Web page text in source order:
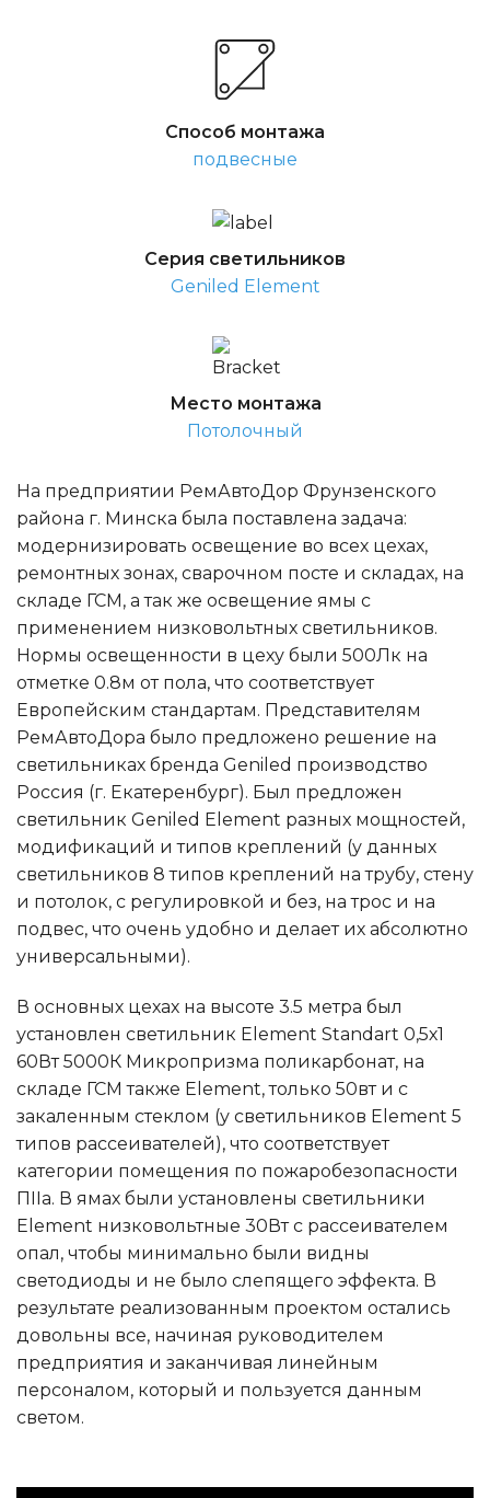
Способ монтажа
подвесные
Серия светильников
Geniled Element
Место монтажа
Потолочный
На предприятии РемАвтоДор Фрунзенского
района г. Минска была поставлена задача:
модернизировать освещение во всех цехах,
ремонтных зонах, сварочном посте и складах, на
складе ГСМ, а так же освещение ямы с
применением низковольтных светильников.
Нормы освещенности в цеху были 500Лк на
отметке 0.8м от пола, что соответствует
Европейским стандартам. Представителям
РемАвтоДора было предложено решение на
светильниках бренда Geniled производство
Россия (г. Екатеренбург). Был предложен
светильник Geniled Element разных мощностей,
модификаций и типов креплений (у данных
светильников 8 типов креплений на трубу, стену
и потолок, с регулировкой и без, на трос и на
подвес, что очень удобно и делает их абсолютно
универсальными).
В основных цехах на высоте 3.5 метра был
установлен светильник Element Standart 0,5х1
60Вт 5000К Микропризма поликарбонат, на
складе ГСМ также Element, только 50вт и с
закаленным стеклом (у светильников Element 5
типов рассеивателей), что соответствует
категории помещения по пожаробезопасности
ПIIа. В ямах были установлены светильники
Element низковольтные 30Вт с рассеивателем
опал, чтобы минимально были видны
светодиоды и не было слепящего эффекта. В
результате реализованным проектом остались
довольны все, начиная руководителем
предприятия и заканчивая линейным
персоналом, который и пользуется данным
светом.